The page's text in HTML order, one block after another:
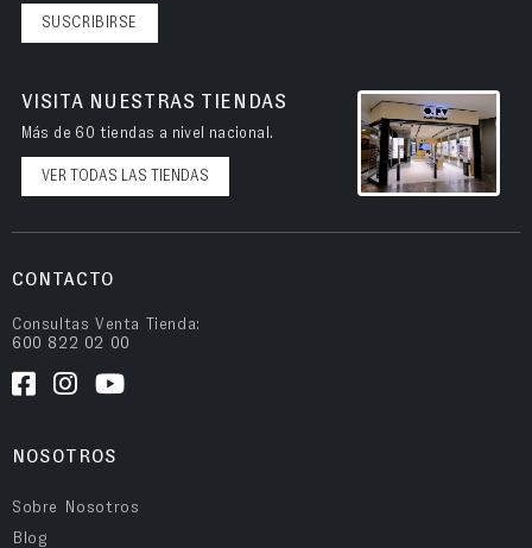
SUSCRIBIRSE
VISITA NUESTRAS TIENDAS
Más de 60 tiendas a nivel nacional.
VER TODAS LAS TIENDAS
CONTACTO
Consultas Venta Tienda:
600 822 02 00
NOSOTROS
Sobre Nosotros
Blog